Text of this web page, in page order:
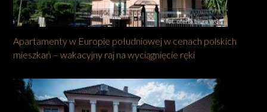
Apartamenty w Europie południowej w cenach polskich
mieszkań – wakacyjny raj na wyciągnięcie ręki